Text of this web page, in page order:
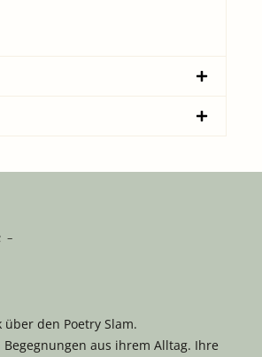
den Poetry Slam.
aus ihrem Alltag. Ihre